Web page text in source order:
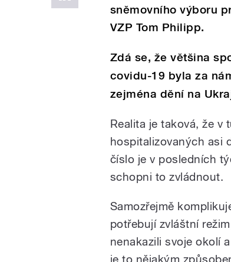
sněmovního výboru
VZP Tom Philipp.
Zdá se, že většina
covidu-19 byla za
zejména dění na
Realita je taková, že v
hospitalizovaných asi
číslo je v posledních
schopni to zvládnout.
Samozřejmě
potřebují zvláštní
nenakazili svoje okolí
je to nějakým